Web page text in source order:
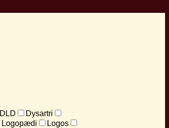
DLD
Dysartri
Logopædi
Logos